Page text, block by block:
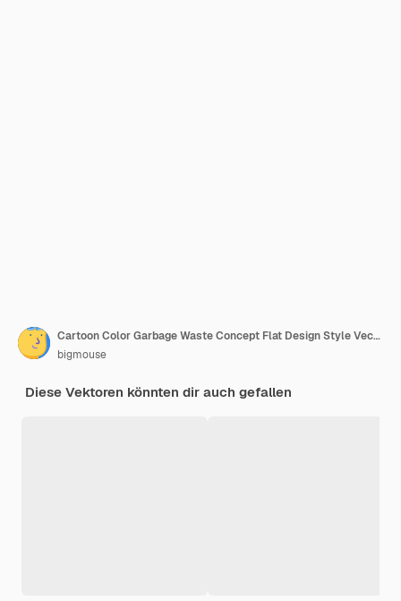
Cartoon Color Garbage Waste Concept Flat Design Style Vector (Kartoonfarben, Müll, Abfall, Konzept, flaches Design, Stil, Vektor)
bigmouse
Diese Vektoren könnten dir auch gefallen